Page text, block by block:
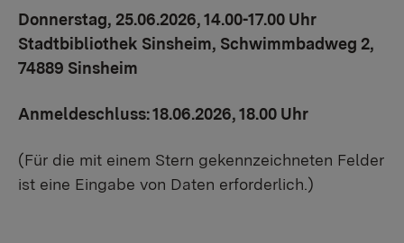
Donnerstag, 25.06.2026, 14.00-17.00 Uhr
Stadtbibliothek Sinsheim, Schwimmbadweg 2,
74889 Sinsheim
Anmeldeschluss: 18.06.2026, 18.00 Uhr
(Für die mit einem Stern gekennzeichneten Felder
ist eine Eingabe von Daten erforderlich.)